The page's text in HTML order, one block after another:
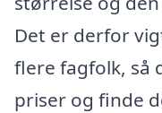
Det er derfor
flere fagfolk, så
priser og finde